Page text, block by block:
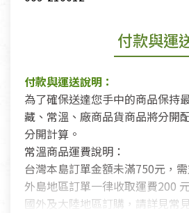
付款與運
付款與運送說明：
為了確保送達您手中的商品保持
藏、常溫、廠商品貨商品將分開
分開計算。
常溫商品運費說明：
台灣本島訂單金額未滿750元，
外島地區訂單一律收取運費200
國外及大陸地區訂購，請詳見常